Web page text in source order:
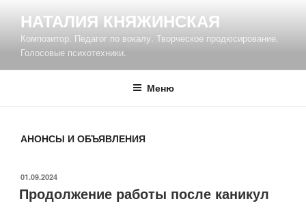
содержимому
НАТАЛИЯ КНЯЖИНСКАЯ
Композитор. Педагог по вокалу. Творческое продюсирование.
Голосовые психотехники.
Меню
АНОНСЫ И ОБЪЯВЛЕНИЯ
ОПУБЛИКОВАНО
01.09.2024
Продолжение работы после каникул